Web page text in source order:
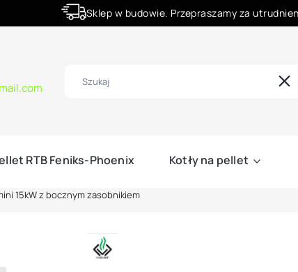
Sklep w budowie. Przepraszamy za
RTB Feniks-Phoenix Kotły na pellet
15kW z bocznym zasobnikiem